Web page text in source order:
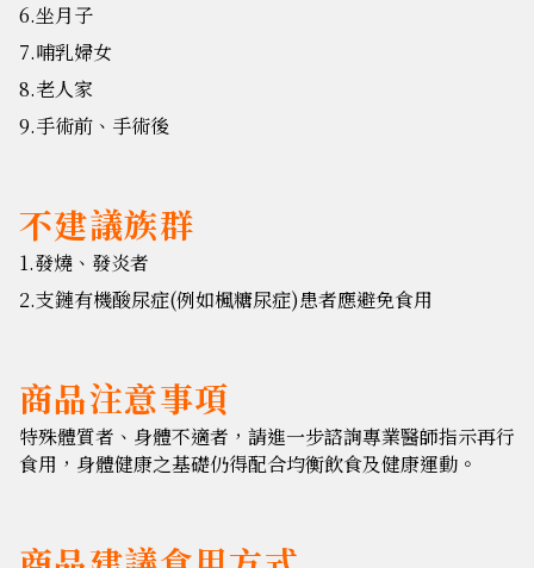
6.坐月子
7.哺乳婦女
8.老人家
9.手術前、手術後
不建議族群
1.發燒、發炎者
2.支鏈有機酸尿症(例如楓糖尿症)患者應避免食用
商品注意事項
特殊體質者、身體不適者，請進一步諮詢專業醫師指示再行
食用，身體健康之基礎仍得配合均衡飲食及健康運動。